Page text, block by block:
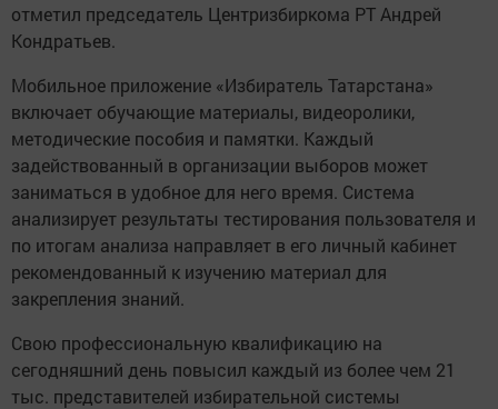
отметил председатель Центризбиркома РТ Андрей
Кондратьев.
Мобильное приложение «Избиратель Татарстана»
включает обучающие материалы, видеоролики,
методические пособия и памятки. Каждый
задействованный в организации выборов может
заниматься в удобное для него время. Система
анализирует результаты тестирования пользователя и
по итогам анализа направляет в его личный кабинет
рекомендованный к изучению материал для
закрепления знаний.
Свою профессиональную квалификацию на
сегодняшний день повысил каждый из более чем 21
тыс. представителей избирательной системы